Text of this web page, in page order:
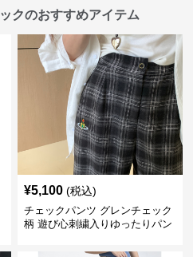
クのおすすめアイテム
¥5,100 (税込)
チェックパンツ グレンチェック
柄 遊び心刺繍入りゆったりパン